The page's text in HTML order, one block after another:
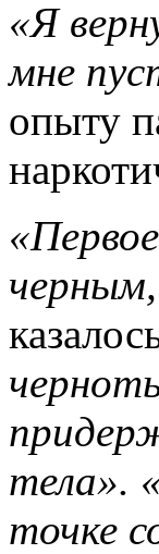
«Я
мне
опыту
тела».
точке